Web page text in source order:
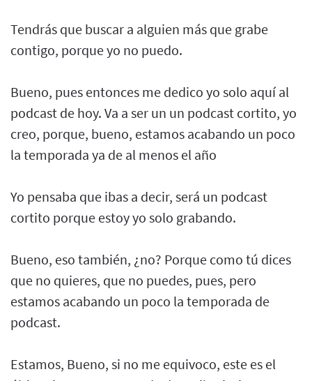
Tendrás que buscar a alguien más que grabe
contigo, porque yo no puedo.
Bueno, pues entonces me dedico yo solo aquí al
podcast de hoy. Va a ser un un podcast cortito, yo
creo, porque, bueno, estamos acabando un poco
la temporada ya de al menos el año
Yo pensaba que ibas a decir, será un podcast
cortito porque estoy yo solo grabando.
Bueno, eso también, ¿no? Porque como tú dices
que no quieres, que no puedes, pues, pero
estamos acabando un poco la temporada de
podcast.
Estamos, Bueno, si no me equivoco, este es el